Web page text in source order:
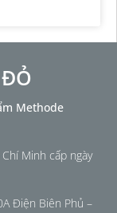
Methode
Minh cấp ngày
Điện Biên Phủ –